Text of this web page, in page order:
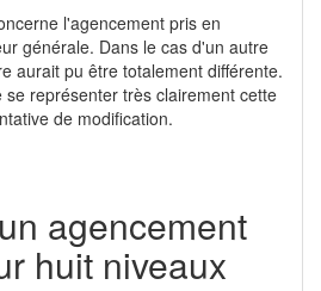
l'agencement pris en
générale. Dans le cas d'un autre
aurait pu être totalement différente.
représenter très clairement cette
de modification.
agencement
huit niveaux